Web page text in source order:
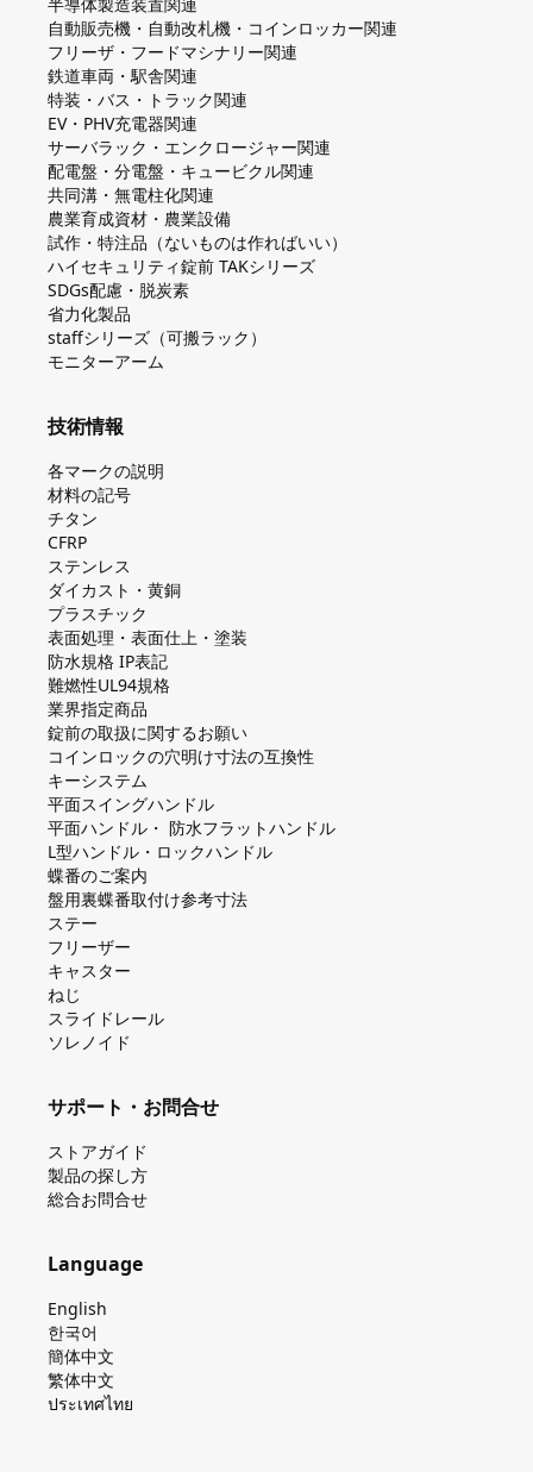
自動販売機・自動改札機・コインロッカー関連
フリーザ・フードマシナリー関連
鉄道車両・駅舎関連
特装・バス・トラック関連
EV・PHV充電器関連
サーバラック・エンクロージャー関連
配電盤・分電盤・キュービクル関連
共同溝・無電柱化関連
農業育成資材・農業設備
試作・特注品（ないものは作ればいい）
ハイセキュリティ錠前 TAKシリーズ
SDGs配慮・脱炭素
省力化製品
staffシリーズ（可搬ラック）
モニターアーム
技術情報
各マークの説明
材料の記号
チタン
CFRP
ステンレス
ダイカスト・⻩銅
プラスチック
表面処理・表面仕上・塗装
防⽔規格 IP表記
難燃性UL94規格
業界指定商品
錠前の取扱に関するお願い
コインロックの⽳明け⼨法の互換性
キーシステム
平⾯スイングハンドル
平⾯ハンドル・ 防⽔フラットハンドル
L型ハンドル・ロックハンドル
蝶番のご案内
盤⽤裏蝶番取付け参考⼨法
ステー
フリーザー
キャスター
ねじ
スライドレール
ソレノイド
サポート・お問合せ
ストアガイド
製品の探し⽅
総合お問合せ
Language
English
한국어
簡体中文
繁体中文
ประเทศไทย